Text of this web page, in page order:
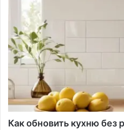
Как обновить кухню